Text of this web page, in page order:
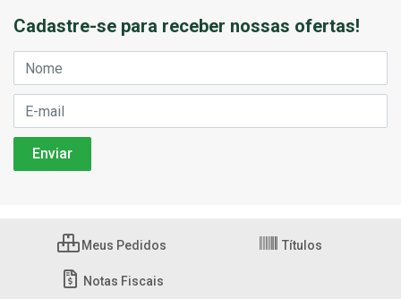
Cadastre-se para receber nossas ofertas!
Meus Pedidos Títulos
Notas Fiscais